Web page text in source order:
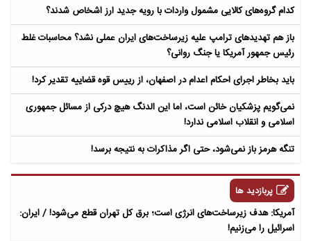
کدام گروه‌های کالایی مشمول واردات با رویه جدید ارز اشخاص شدند؟
باز هم تهدیدهای ترامپ علیه زیرساخت‌های ایران عملی نشد؟ محاسبات غلط
رئیس جمهور آمریکا یا جنگ روانی؟
باید بخاطر اجرای احکام اعدام در اصفهان، از رییس قوه قضاییه تقدیر کرد!
نمی‌گویم پزشکیان خائن است، اما این الدنگ هیچ درکی از مسائل جمهوری
اسلامی و انقلاب اسلامی ندارد!
تنگه هرمز باز نمی‌شود، حتی اگر مذاکرات به نتیجه برسد!
پربازدید ها
آمریکا: هدف زیرساخت‌های انرژی است؛ برق کل تهران قطع می‌شود! / ایران:
اسرائیل را می‌زنیم!